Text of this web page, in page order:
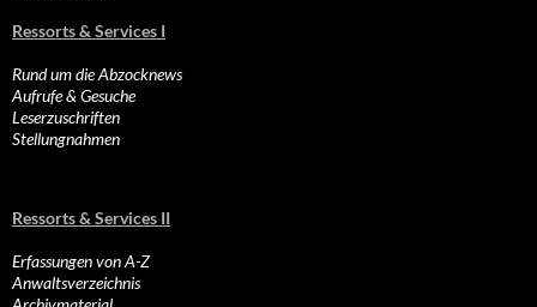
Ressorts & Services I
Rund um die Abzocknews
Aufrufe & Gesuche
Leserzuschriften
Stellungnahmen
Ressorts & Services II
Erfassungen von A-Z
Anwaltsverzeichnis